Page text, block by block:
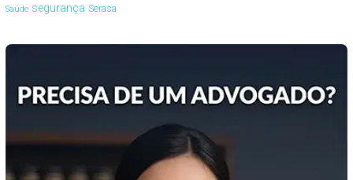
Saúde segurança Serasa